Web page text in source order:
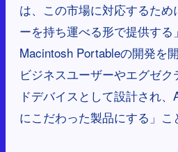
は、この市場に対応するた
ーを持ち運べる形で提供す
Macintosh Portableの開発を
ビジネスユーザーやエグゼ
ドデバイスとして設計され
にこだわった製品にする」こ